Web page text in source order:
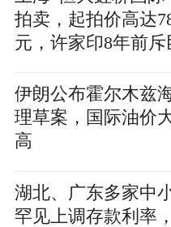
拍卖，起拍价高达
元，许家印8年前斥
伊朗公布霍尔木兹
理草案，国际油价
高
湖北、广东多家中
罕见上调存款利率